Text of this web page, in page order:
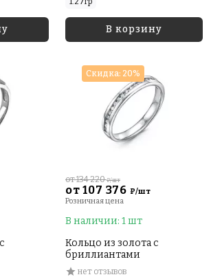
В корзину
от 107 376 ₽/шт
от 134 220₽/шт
Розничная цена
В наличии: 1 шт
Кольцо из золота с
бриллиантами
нет отзывов
Скидка: 20%